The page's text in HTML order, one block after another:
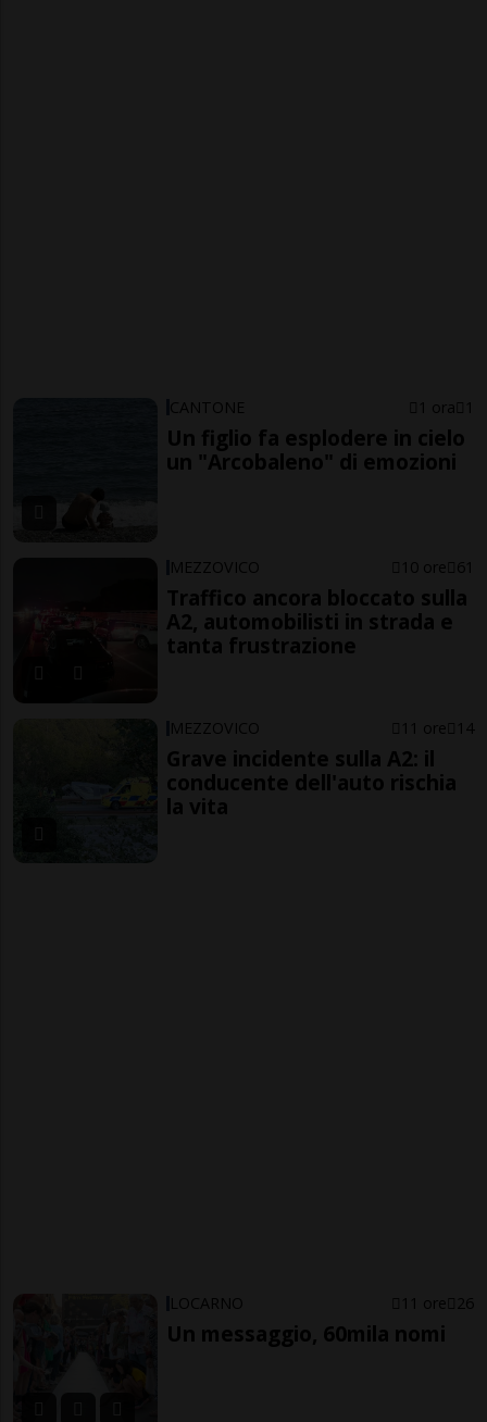
CANTONE 1 ora 1
Un figlio fa esplodere in cielo
un "Arcobaleno" di emozioni
MEZZOVICO 10 ore 61
Traffico ancora bloccato sulla
A2, automobilisti in strada e
tanta frustrazione
MEZZOVICO 11 ore 14
Grave incidente sulla A2: il
conducente dell'auto rischia
la vita
LOCARNO 11 ore 26
Un messaggio, 60mila nomi